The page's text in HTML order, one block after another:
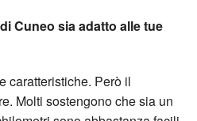
Cuneo sia adatto alle tue
caratteristiche. Però il
Molti sostengono che sia un